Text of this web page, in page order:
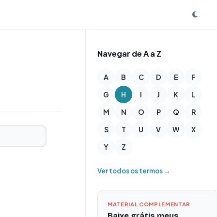
Navegar de A a Z
A B C D E
F
G
H I J K
L
M
N O P Q
R
S
T U V W
X
Y
Z
Ver todos os termos →
MATERIAL COMPLEMENTAR